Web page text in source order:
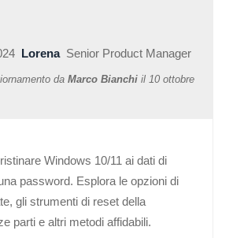
LorenaSenior Product Manager
da Marco Bianchi il 10 ottobre
Windows 10/11 ai dati di
password. Esplora le opzioni di
gli strumenti di reset della
parti e altri metodi affidabili.